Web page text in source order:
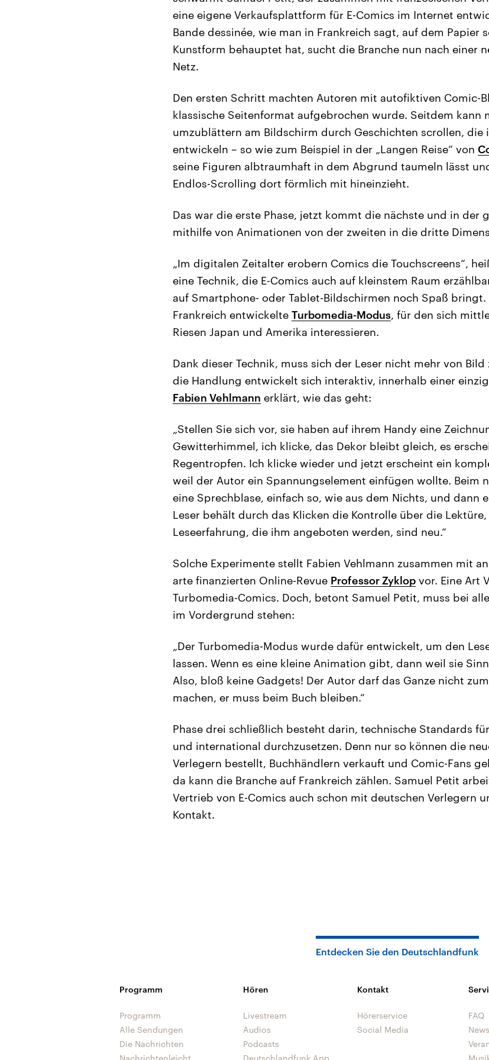
eine eigene Verkaufsplattform für E-Comics im Internet
Bande dessinée, wie man in Frankreich sagt, auf dem Papier
Kunstform behauptet hat, sucht die Branche nun nach einer
Netz.
Den ersten Schritt machten Autoren mit autofiktiven Comic-
klassische Seitenformat aufgebrochen wurde. Seitdem kann
umzublättern am Bildschirm durch Geschichten scrollen, die
entwickeln – so wie zum Beispiel in der „Langen Reise“ von
seine Figuren albtraumhaft in dem Abgrund taumeln lässt
Endlos-Scrolling dort förmlich mit hineinzieht.
Das war die erste Phase, jetzt kommt die nächste und in der
mithilfe von Animationen von der zweiten in die dritte
„Im digitalen Zeitalter erobern Comics die Touchscreens“,
eine Technik, die E-Comics auch auf kleinstem Raum
auf Smartphone- oder Tablet-Bildschirmen noch Spaß bringt.
Frankreich entwickelte Turbomedia-Modus, für den sich
Riesen Japan und Amerika interessieren.
Dank dieser Technik, muss sich der Leser nicht mehr von
die Handlung entwickelt sich interaktiv, innerhalb einer
Fabien Vehlmann erklärt, wie das geht:
„Stellen Sie sich vor, sie haben auf ihrem Handy eine
Gewitterhimmel, ich klicke, das Dekor bleibt gleich, es
Regentropfen. Ich klicke wieder und jetzt erscheint ein
weil der Autor ein Spannungselement einfügen wollte. Beim
eine Sprechblase, einfach so, wie aus dem Nichts, und dann
Leser behält durch das Klicken die Kontrolle über die
Leseerfahrung, die ihm angeboten werden, sind neu.“
Solche Experimente stellt Fabien Vehlmann zusammen mit
arte finanzierten Online-Revue Professor Zyklop vor. Eine Art
Turbomedia-Comics. Doch, betont Samuel Petit, muss bei
im Vordergrund stehen:
„Der Turbomedia-Modus wurde dafür entwickelt, um den
lassen. Wenn es eine kleine Animation gibt, dann weil sie
Also, bloß keine Gadgets! Der Autor darf das Ganze nicht
machen, er muss beim Buch bleiben.“
Phase drei schließlich besteht darin, technische Standards
und international durchzusetzen. Denn nur so können die
Verlegern bestellt, Buchhändlern verkauft und Comic-Fans
da kann die Branche auf Frankreich zählen. Samuel Petit
Vertrieb von E-Comics auch schon mit deutschen Verlegern
Kontakt.
Entdecken Sie den Deutschlandfunk
Programm
Programm
Alle Sendungen
Die Nachrichten
Nachrichtenleicht
Hören
Livestream
Audios
Podcasts
Deutschlandfunk App
Kontakt
Hörerservice
Social Media
FAQ